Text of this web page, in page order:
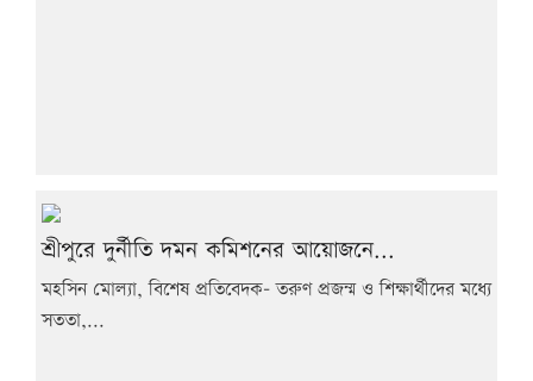
শ্রীপুরে দুর্নীতি দমন কমিশনের আয়োজনে...
মহসিন মোল্যা, বিশেষ প্রতিবেদক- তরুণ প্রজন্ম ও শিক্ষার্থীদের মধ্যে
সততা,...